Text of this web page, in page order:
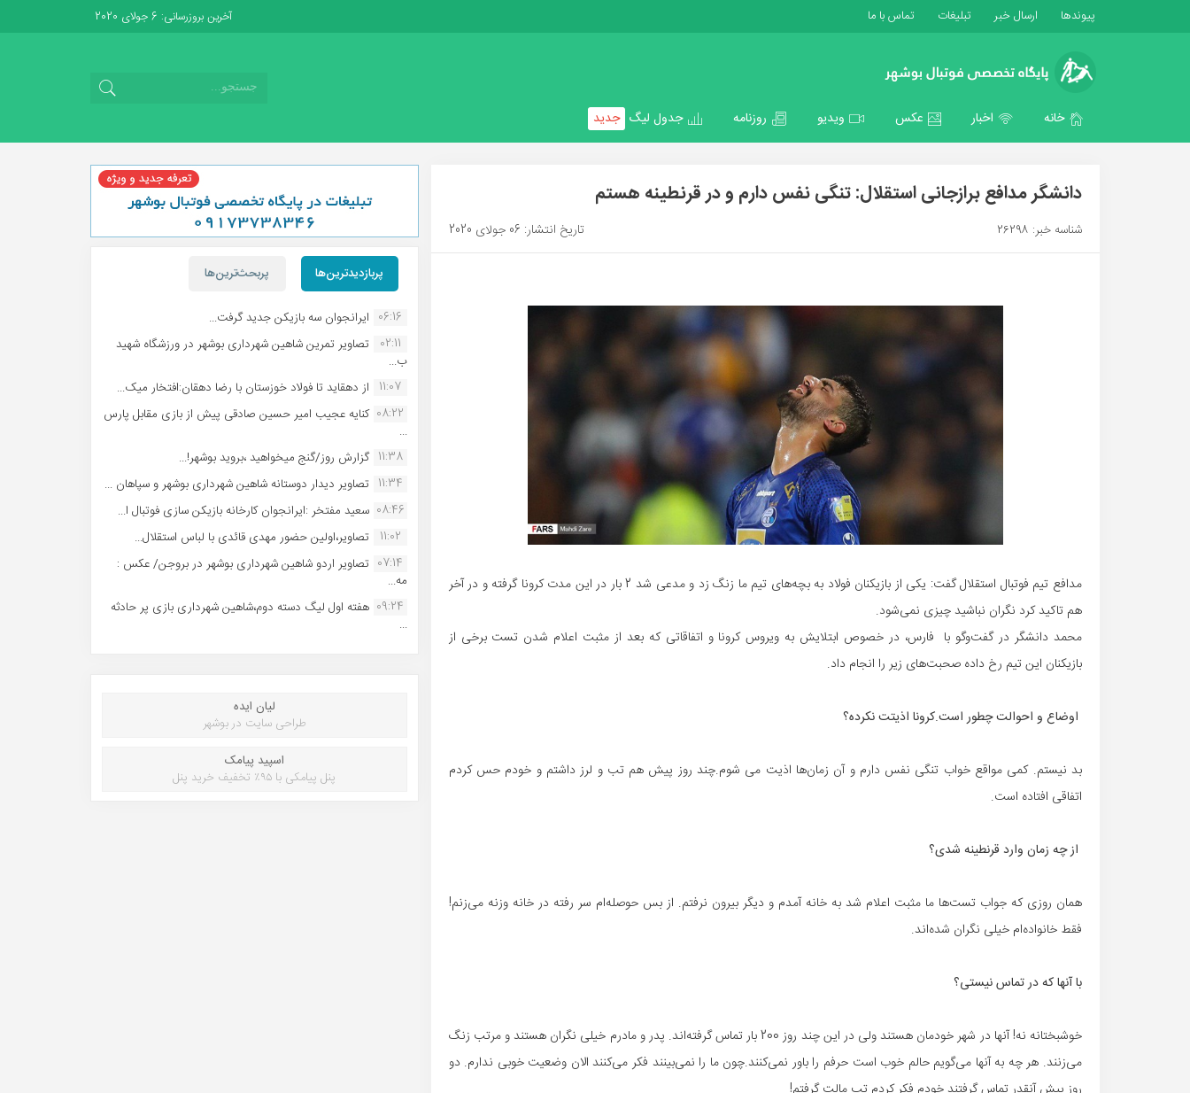
پیوندها ارسال خبر تبلیغات تماس با ما آخرین بروزرسانی: 6 جولای 2020
خانه اخبار عکس ویدیو روزنامه جدول لیگ جدید
دانشگر مدافع برازجانی استقلال: تنگی نفس دارم و در قرنطینه هستم
شناسه خبر: 26298 تاریخ انتشار: 06 جولای 2020
مدافع تیم فوتبال استقلال گفت: یکی از بازیکنان فولاد به بچه‌های تیم ما زنگ زد و مدعی شد 2 بار در این مدت کرونا گرفته‌ و در آخر
هم تاکید کرد نگران نباشید چیزی نمی‌شود.
محمد دانشگر در گفت‌و‌گو با فارس، در خصوص ابتلایش به ویروس کرونا و اتفاقاتی که بعد از مثبت اعلام شدن تست برخی از
بازیکنان این تیم رخ داده صحبت‌های زیر را انجام داد.
اوضاع و احوالت چطور است.کرونا اذیتت نکرده؟
بد نیستم. کمی مواقع خواب تنگی نفس دارم و آن زمان‌ها اذیت می شوم.چند روز پیش هم تب و لرز داشتم و خودم حس کردم
اتفاقی افتاده است.
از چه زمان وارد قرنطینه شدی؟
همان روزی که جواب تست‌ها ما مثبت اعلام شد به خانه آمدم و دیگر بیرون نرفتم. از بس حوصله‌ام سر رفته در خانه وزنه می‌زنم!
فقط خانواده‌ام خیلی نگران شده‌اند.
با آنها که در تماس نیستی؟
خوشبختانه نه! آنها در شهر خودمان هستند ولی در این چند روز 200 بار تماس گرفته‌اند. پدر و مادرم خیلی نگران هستند و مرتب زنگ
می‌زنند. هر چه به آنها می‌گویم حالم خوب است حرفم را باور نمی‌کنند.چون ما را نمی‌بینند فکر می‌کنند الان وضعیت خوبی ندارم. دو
پربازدیدترین‌ها پربحث‌ترین‌ها
06:16 ایرانجوان سه بازیکن جدید گرفت...
02:11
تصاویر تمرین شاهین شهردارى بوشهر در ورزشگاه شهید
ب...
11:07 از دهقاید تا فولاد خوزستان با رضا دهقان:افتخار میک...
08:22 کنایه عجیب امیر حسین صادقی پیش از بازی مقابل پارس
...
11:38 گزارش روز/گنج میخواهید ،بروید بوشهر!...
11:34 تصاویر دیدار دوستانه شاهین شهردارى بوشهر و سپاهان ...
08:46 سعید مفتخر :ایرانجوان کارخانه بازیکن سازی فوتبال ا...
11:02
تصاویر،اولین حضور مهدی قائدی با لباس استقلال...
07:14 تصاویر اردو شاهین شهرداری بوشهر در بروجن/ عکس :
مه...
09:24 هفته اول لیگ دسته دوم،شاهین شهرداری بازی پر حادثه
...
لیان ایده
طراحی سایت در بوشهر
اسپید پیامک
پنل پیامکی با ۹۵٪ تخفیف خرید پنل